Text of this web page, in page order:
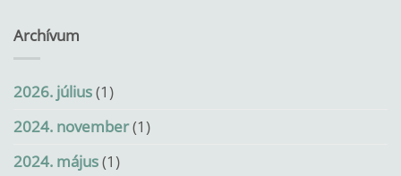
Archívum
2026. július(1)
2024. november(1)
2024. május(1)